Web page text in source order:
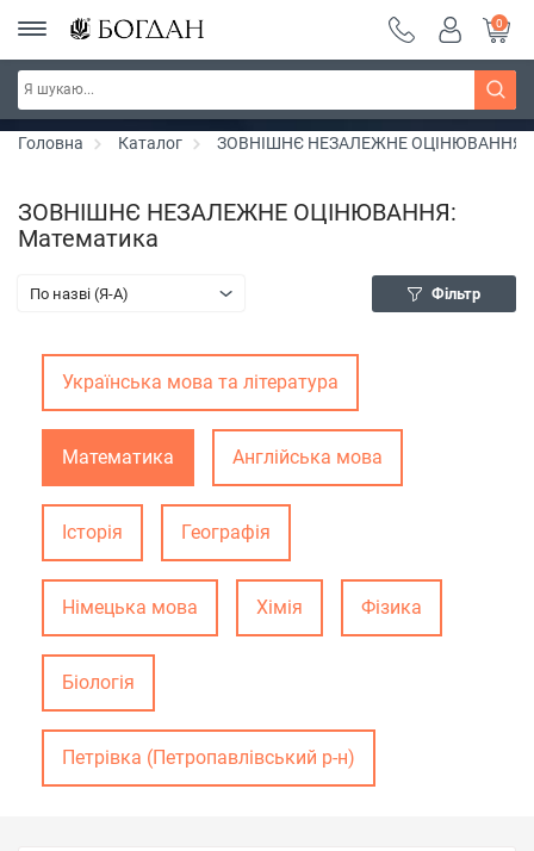
РОЗПРОДАЖ ~ 150 грн ~ 200 грн ~ 250 грн ~
300 грн ~ РОЗПРОДАЖ
Дізнатись більше
0
Головна Каталог ЗОВНІШНЄ НЕЗАЛЕЖНЕ ОЦІНЮВАННЯ
ЗОВНІШНЄ НЕЗАЛЕЖНЕ ОЦІНЮВАННЯ:
Математика
По назві (Я-А) Фільтр
Українська мова та література
Математика Англійська мова
Історія Географія
Німецька мова Хімія Фізика
Біологія
Петрівка (Петропавлівський р-н)